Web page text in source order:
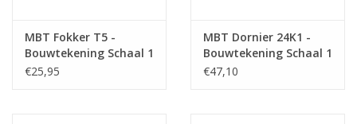
MBT Fokker T5 -
Bouwtekening Schaal 1
: 30 (50.10.005)
€25,95
MBT Dornier 24K1 -
Bouwtekening Schaal 1
: 30 (50.10.006)
€47,10